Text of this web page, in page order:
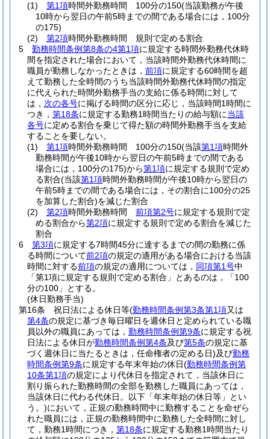
(1)
第1項時間外勤務時間 100分の150(当該勤務が午後
10時から翌日の午前5時までの間である場合には，100分
の175)
(2)
第2項時間外勤務時間 規則で定める割合
5
勤務時間条例第8条の4第1項に規定する時間外勤務代休時
間を指定された場合において，当該時間外勤務代休時間に
職員が勤務しなかったときは， 前項に規定する60時間を超
えて勤務した全時間のうち当該時間外勤務代休時間の指定
に代えられた時間外勤務手当の支給に係る時間に対して
は， 次の各号に掲げる時間の区分に応じ，当該時間1時間に
つき， 第18条に規定する勤務1時間当たりの給与額に当該
各号に定める割合を乗じて得た額の時間外勤務手当を支給
することを要しない。
(1)
第1項時間外勤務時間 100分の150(当該第1項時間外
勤務時間が午後10時から翌日の午前5時までの間である
場合には，100分の175)から第1項に規定する規則で定め
る割合(当該第1項時間外勤務時間が午後10時から翌日の
午前5時までの間である場合には，その割合に100分の25
を加算した割合)を減じた割合
(2)
第2項時間外勤務時間 前項第2号に規定する規則で定
める割合から第2項に規定する規則で定める割合を減じた
割合
6
第3項に規定する7時間45分に達するまでの間の勤務に係
る時間について前2項の規定の適用がある場合における当該
時間に対する前項の規定の適用については， 同項第1号中
「第1項に規定する規則で定める割合」とあるのは，「100
分の100」とする。
(休日勤務手当)
第16条
祝日法による休日等(勤務時間条例第3条第1項又は
第4条の規定に基づき毎日曜日を週休日と定められている職
員以外の職員にあっては， 勤務時間条例第9条に規定する祝
日法による休日が勤務時間条例第4条及び第5条の規定に基
づく週休日に当たるときは，任命権者の定める日)及び勤務
時間条例第9条に規定する年末年始の休日(勤務時間条例第
10条第1項の規定により代休日を指定されて，当該休日に
割り振られた勤務時間の全部を勤務した職員にあっては，
当該休日に代わる代休日。以下「年末年始の休日等」とい
う。)において，正規の勤務時間中に勤務することを命ぜら
れた職員には，正規の勤務時間中に勤務した全時間に対し
て，勤務1時間につき， 第18条に規定する勤務1時間当たり